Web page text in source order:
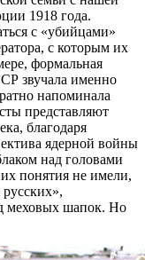
1918 года.
с «убийцами»
с которым их
формальная
звучала именно
напоминала
представляют
благодаря
ядерной войны
над головами
понятия не имели,
меховых шапок. Но